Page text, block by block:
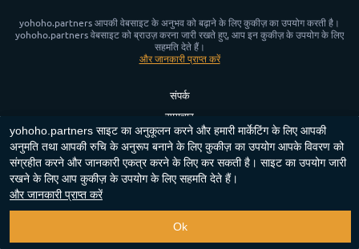
yohoho.partners आपकी वेबसाइट के अनुभव को बढ़ाने के लिए कुकीज़ का उपयोग करती है।
yohoho.partners वेबसाइट को ब्राउज़ करना जारी रखते हुए, आप इन कुकीज़ के उपयोग के लिए
सहमति देते हैं।
और जानकारी प्राप्‍त करें
संपर्क
समाचार
गोपनीयता नीति
कुकी नीति
App for Android™
yohoho.partners
yohoho.partners साइट का अनुकूलन करने और हमारी मार्केटिंग के लिए आपकी
अनुमति तथा आपकी रुचि के अनुरूप बनाने के लिए कुकीज़ का उपयोग आपके विवरण को
संग्रहीत करने और जानकारी एकत्र करने के लिए कर सकती है। साइट का उपयोग जारी
रखने के लिए आप कुकीज़ के उपयोग के लिए सहमति देते हैं।
और जानकारी प्राप्‍त करें
Ok